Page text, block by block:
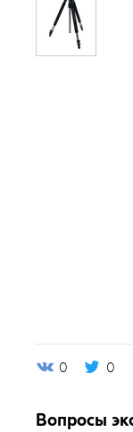
0 0
Вопросы